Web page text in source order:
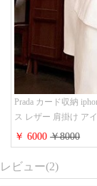
Prada カード収納
ス レザー 肩掛け ア
￥ 6000￥8000
レビュー(2)